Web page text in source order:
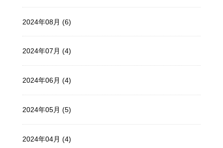
2024年08月 (6)
2024年07月 (4)
2024年06月 (4)
2024年05月 (5)
2024年04月 (4)